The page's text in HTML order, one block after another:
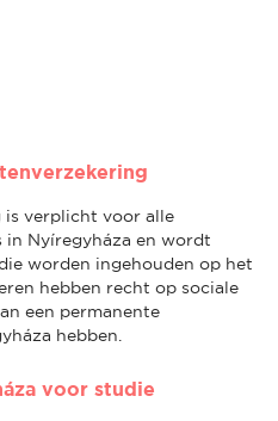
is verplicht voor alle
in Nyíregyháza en wordt
worden ingehouden op het
hebben recht op sociale
een permanente
hebben.
voor studie